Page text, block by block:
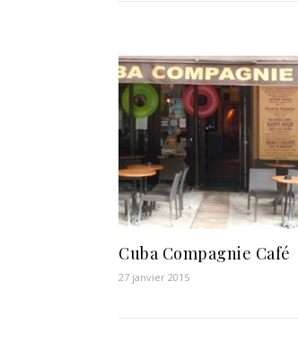
Cuba Compagnie Café
27 janvier 2015